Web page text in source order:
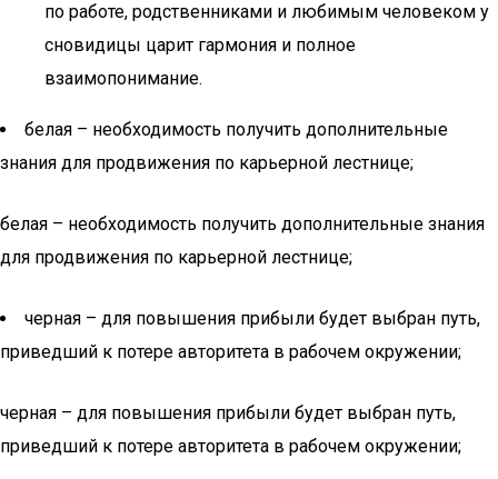
по работе, родственниками и любимым человеком у
сновидицы царит гармония и полное
взаимопонимание.
белая – необходимость получить дополнительные
знания для продвижения по карьерной лестнице;
белая – необходимость получить дополнительные знания
для продвижения по карьерной лестнице;
черная – для повышения прибыли будет выбран путь,
приведший к потере авторитета в рабочем окружении;
черная – для повышения прибыли будет выбран путь,
приведший к потере авторитета в рабочем окружении;